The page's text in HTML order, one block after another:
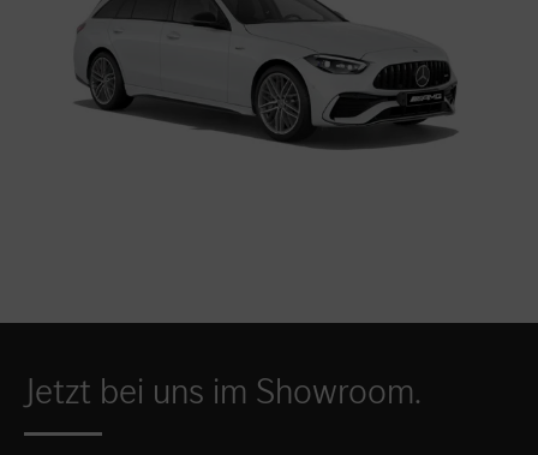
Jetzt bei uns im Showroom.